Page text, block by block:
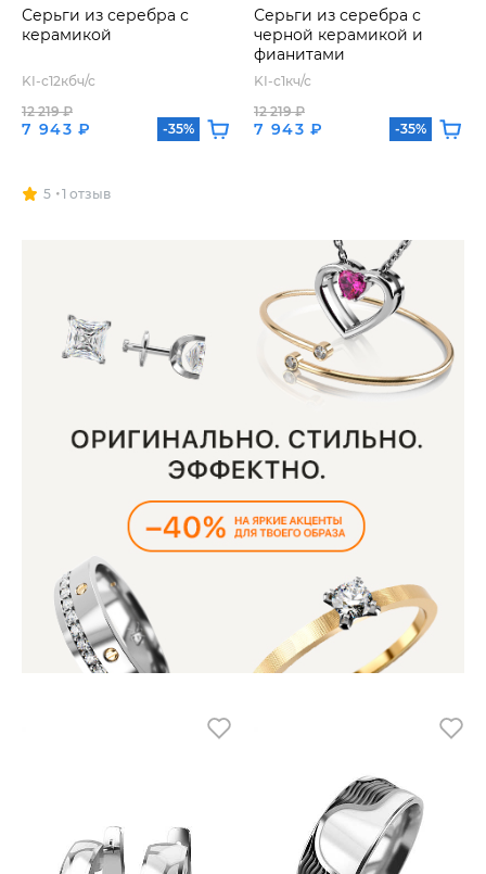
Серьги из серебра с
керамикой
KI-с12кбч/с
7 943 ₽
12 219 ₽
-35%
5 1 отзыв
Серьги из серебра с
черной керамикой и
фианитами
KI-с1кч/с
7 943 ₽
12 219 ₽
-35%